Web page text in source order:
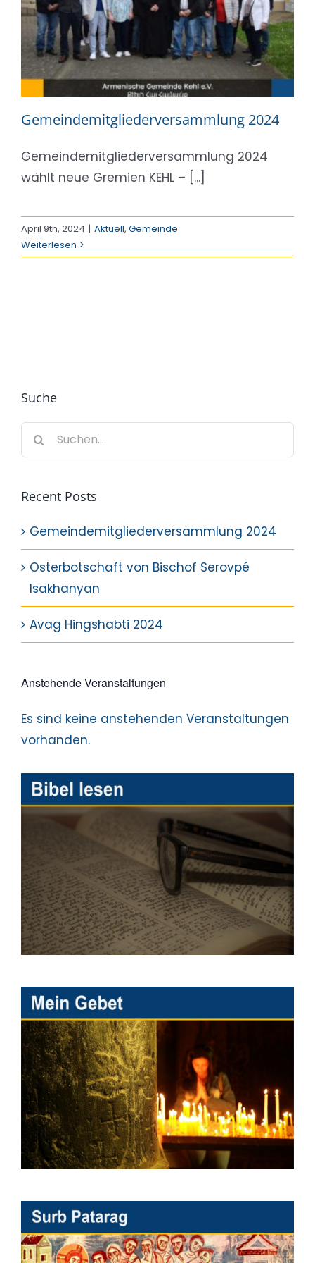
Gemeindemitgliederversammlung 2024
Gemeindemitgliederversammlung 2024
wählt neue Gremien KEHL – [...]
April 9th, 2024 | Aktuell, Gemeinde
Weiterlesen
Suche
Suche
nach:
Recent Posts
Gemeindemitgliederversammlung 2024
Osterbotschaft von Bischof Serovpé
Isakhanyan
Avag Hingshabti 2024
Anstehende Veranstaltungen
Hinweis
Es sind keine anstehenden Veranstaltungen
vorhanden.